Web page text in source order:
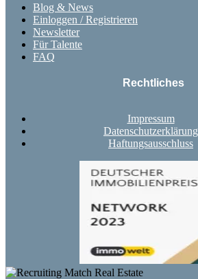
Blog & News
Einloggen / Registrieren
Newsletter
Für Talente
FAQ
Rechtliches
Impressum
Datenschutzerklärung
Haftungsausschluss